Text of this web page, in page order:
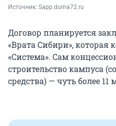
Источник: Sapp.duma72.ru
Договор планируется
«Врата Сибири», которая
«Система». Сам
строительство кампуса
средства) — чуть более